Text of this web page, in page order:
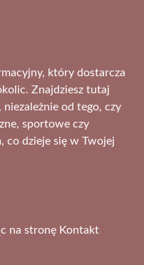
który dostarcza
Znajdziesz tutaj
od tego, czy
sportowe czy
co dzieje się w Twojej
na stronę Kontakt